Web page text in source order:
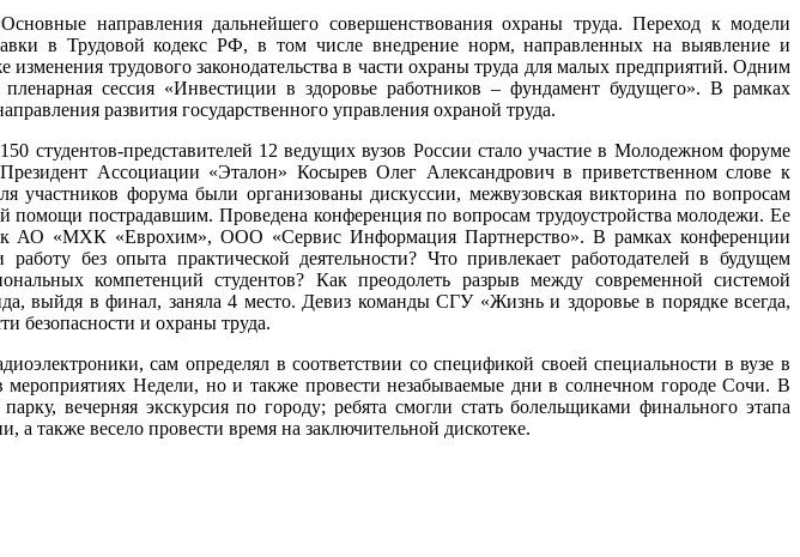
направления дальнейшего совершенствования охраны труда. Переход к модели
в Трудовой кодекс РФ, в том числе внедрение норм, направленных на выявление и
трудового законодательства в части охраны труда для малых предприятий. Одним
сессия «Инвестиции в здоровье работников – фундамент будущего». В рамках
развития государственного управления охраной труда.
студентов-представителей 12 ведущих вузов России стало участие в Молодежном форуме
Ассоциации «Эталон» Косырев Олег Александрович в приветственном слове к
участников форума были организованы дискуссии, межвузовская викторина по вопросам
помощи пострадавшим. Проведена конференция по вопросам трудоустройства молодежи. Ее
АО «МХК «Еврохим», ООО «Сервис Информация Партнерство». В рамках конференции
без опыта практической деятельности? Что привлекает работодателей в будущем
компетенций студентов? Как преодолеть разрыв между современной системой
выйдя в финал, заняла 4 место. Девиз команды СГУ «Жизнь и здоровье в порядке всегда,
безопасности и охраны труда.
сам определял в соответствии со спецификой своей специальности в вузе в
Недели, но и также провести незабываемые дни в солнечном городе Сочи. В
вечерняя экскурсия по городу; ребята смогли стать болельщиками финального этапа
также весело провести время на заключительной дискотеке.